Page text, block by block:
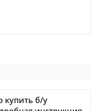
купить б/у